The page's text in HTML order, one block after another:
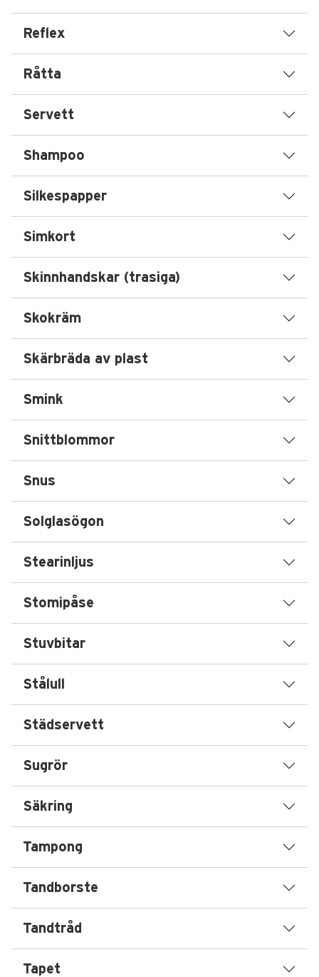
Reflex
Råtta
Servett
Shampoo
Silkespapper
Simkort
Skinnhandskar (trasiga)
Skokräm
Skärbräda av plast
Smink
Snittblommor
Snus
Solglasögon
Stearinljus
Stomipåse
Stuvbitar
Stålull
Städservett
Sugrör
Säkring
Tampong
Tandborste
Tandtråd
Tapet